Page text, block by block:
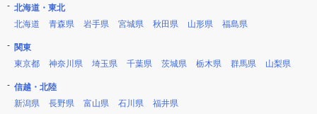
北海道・東北
北海道
青森県 岩手県 宮城県 秋田県 山形県 福島県
関東
東京都
神奈川県 埼玉県 千葉県 茨城県 栃木県 群馬県 山梨県
信越・北陸
新潟県
長野県 富山県 石川県 福井県